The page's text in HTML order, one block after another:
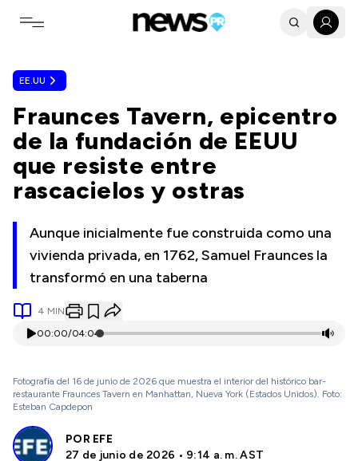
Toggle navigation menu
EE.UU
Fraunces Tavern, epicentro
de la fundación de EEUU
que resiste entre
rascacielos y ostras
Aunque inicialmente fue construida como una
vivienda privada, en 1762, Samuel Fraunces la
transformó en una taberna
4 MIN
00:00/04:04
Fotografía del 16 de junio de 2026 que muestra el interior del histórico bar-
restaurante Fraunces Tavern en Manhattan, Nueva York (Estados Unidos). Foto:
Esteban Capdepon
POR EFE
27 de junio de 2026 • 9:14 a. m. AST